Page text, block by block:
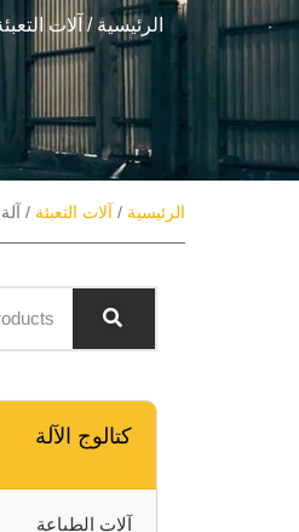
الرئيسية / آلات
الرئيسية / آلات التعبئة /
كتالوج الآلة
آلات الطباعة